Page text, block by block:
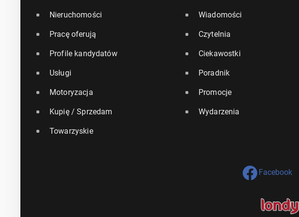
Nieruchomości
Pracę oferują
Profile kandydatów
Usługi
Motoryzacja
Kupię / Sprzedam
Towarzyskie
Wiadomości
Czytelnia
Ciekawostki
Poradnik
Promocje
Wydarzenia
Facebook